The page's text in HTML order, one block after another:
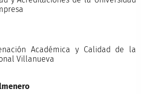
Académica y Calidad de la
Villanueva